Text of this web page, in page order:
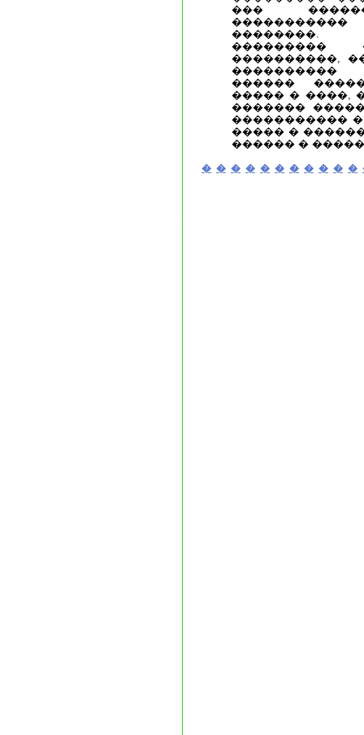
���
��������.
���������
����������,
������
����� � ����,
�������
�����������
����� �
������ �
� � � � � � � � � � �